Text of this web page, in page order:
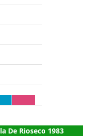
De Rioseco 1983